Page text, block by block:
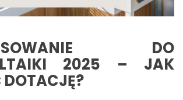
DO
2025 – JAK
DOTACJĘ?